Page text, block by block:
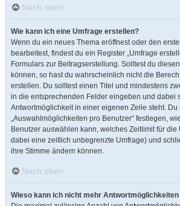
Nach oben
Wie kann ich eine Umfrage erstellen?
Wenn du ein neues Thema eröffnest oder den
bearbeitest, findest du ein Register „Umfrage
Formulars zur Beitragserstellung. Solltest du
können, so hast du wahrscheinlich nicht die
erstellen. Du solltest einen Titel und mindestens
in die entsprechenden Felder eingeben und dabei
Antwortmöglichkeit in einer eigenen Zeile steht. Du
„Auswahlmöglichkeiten pro Benutzer“ festlegen,
Benutzer auswählen kann, welches Zeitlimit für
dabei eine zeitlich unbegrenzte Umfrage) und
ihre Stimme ändern können.
Nach oben
Wieso kann ich nicht mehr